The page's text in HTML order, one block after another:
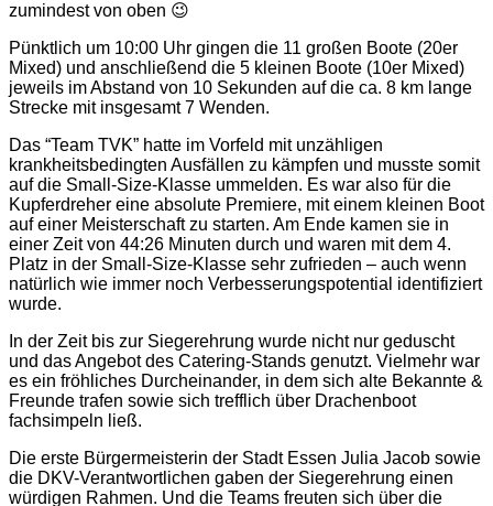
zumindest von oben 😉
Pünktlich um 10:00 Uhr gingen die 11 großen Boote (20er
Mixed) und anschließend die 5 kleinen Boote (10er Mixed)
jeweils im Abstand von 10 Sekunden auf die ca. 8 km lange
Strecke mit insgesamt 7 Wenden.
Das “Team TVK” hatte im Vorfeld mit unzähligen
krankheitsbedingten Ausfällen zu kämpfen und musste somit
auf die Small-Size-Klasse ummelden. Es war also für die
Kupferdreher eine absolute Premiere, mit einem kleinen Boot
auf einer Meisterschaft zu starten. Am Ende kamen sie in
einer Zeit von 44:26 Minuten durch und waren mit dem 4.
Platz in der Small-Size-Klasse sehr zufrieden – auch wenn
natürlich wie immer noch Verbesserungspotential identifiziert
wurde.
In der Zeit bis zur Siegerehrung wurde nicht nur geduscht
und das Angebot des Catering-Stands genutzt. Vielmehr war
es ein fröhliches Durcheinander, in dem sich alte Bekannte &
Freunde trafen sowie sich trefflich über Drachenboot
fachsimpeln ließ.
Die erste Bürgermeisterin der Stadt Essen Julia Jacob sowie
die DKV-Verantwortlichen gaben der Siegerehrung einen
würdigen Rahmen. Und die Teams freuten sich über die